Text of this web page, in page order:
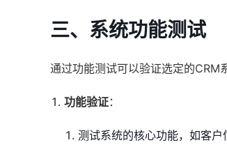
三、系统功能测试
通过功能测试可以验证选定的CRM
功能验证：
测试系统的核心功能，如客